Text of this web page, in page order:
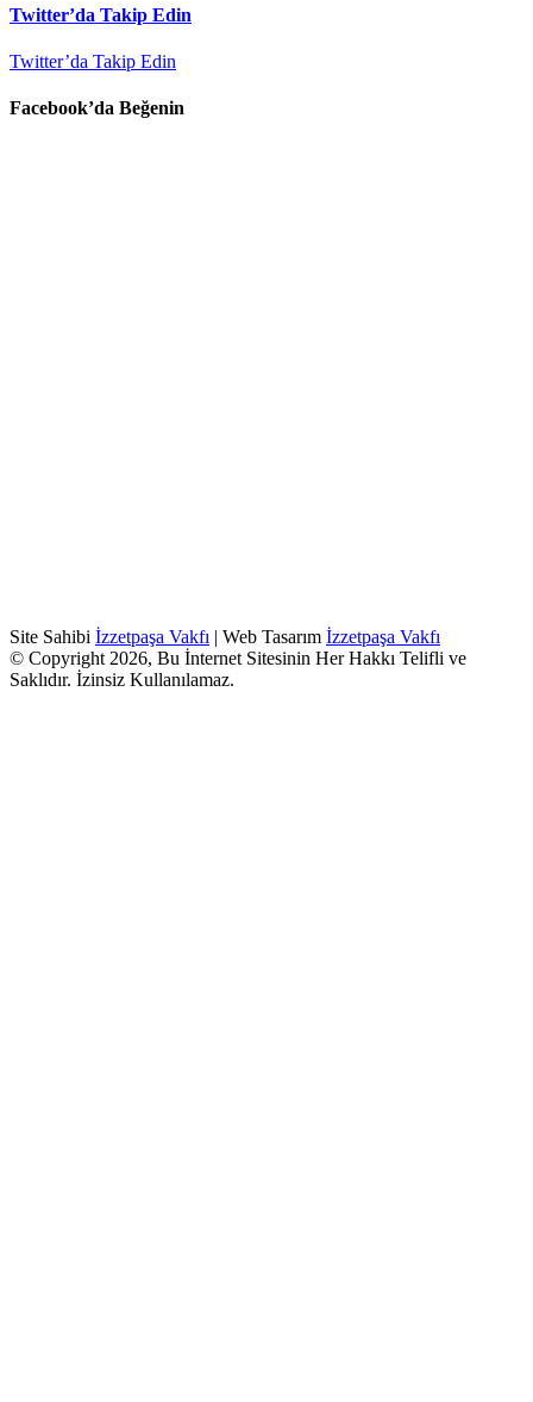
Twitter’da Takip Edin
Twitter’da Takip Edin
Facebook’da Beğenin
Site Sahibi İzzetpaşa Vakfı | Web Tasarım İzzetpaşa Vakfı
© Copyright 2026, Bu İnternet Sitesinin Her Hakkı Telifli ve
Saklıdır. İzinsiz Kullanılamaz.